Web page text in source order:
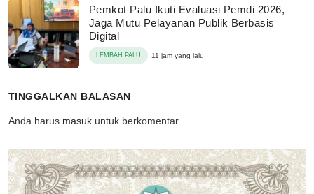
Pemkot Palu Ikuti Evaluasi Pemdi 2026,
Jaga Mutu Pelayanan Publik Berbasis
Digital
LEMBAH PALU 11 jam yang lalu
TINGGALKAN BALASAN
Anda harus masuk untuk berkomentar.